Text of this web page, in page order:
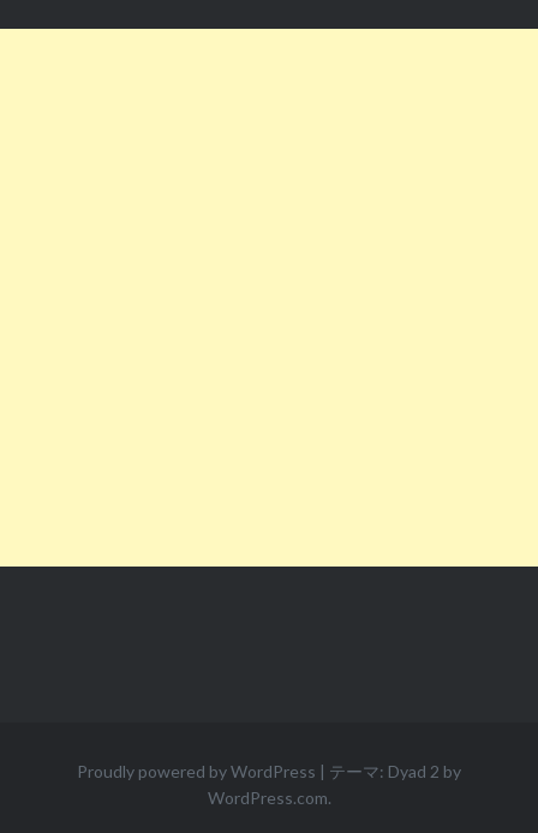
Proudly powered by WordPress | テーマ: Dyad 2 by
WordPress.com.